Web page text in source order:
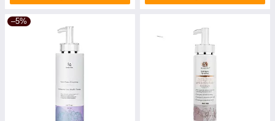
–5%